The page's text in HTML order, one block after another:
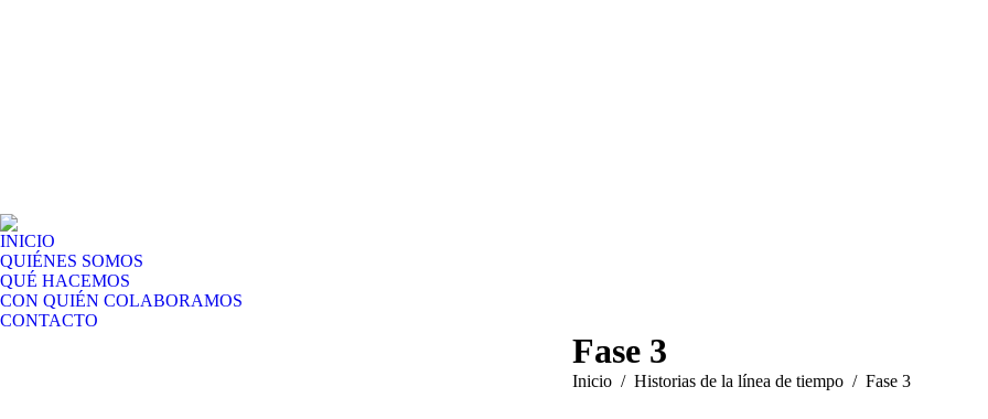
INICIO
QUIÉNES SOMOS
QUÉ HACEMOS
CON QUIÉN COLABORAMOS
CONTACTO
Fase 3
Estás aquí:
Inicio Historias de la línea de tiempo Fase 3